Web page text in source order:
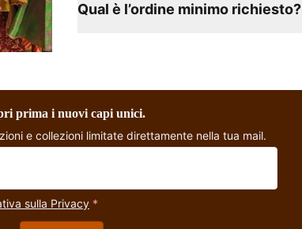
Qual è l’ordine minimo richiesto?
prima i nuovi capi unici.
e collezioni limitate direttamente nella tua mail.
sulla Privacy *